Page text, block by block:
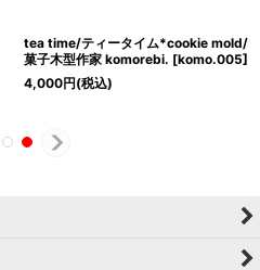
tea time/ティータイム*cookie mold/
菓子木型作家 komorebi. [komo.005]
4,000円(税込)